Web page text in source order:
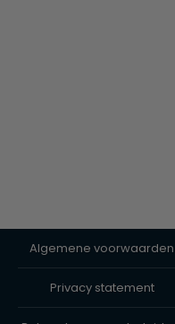
Algemene voorwaarden
Privacy statement